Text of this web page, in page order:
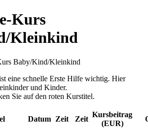
Kurs
Kleinkind
eine schnelle Erste Hilfe wichtig. Hier
und Kinder.
Sie auf den roten Kurstitel.
Datum Zeit Zeit
Kursbeitrag
(EUR)